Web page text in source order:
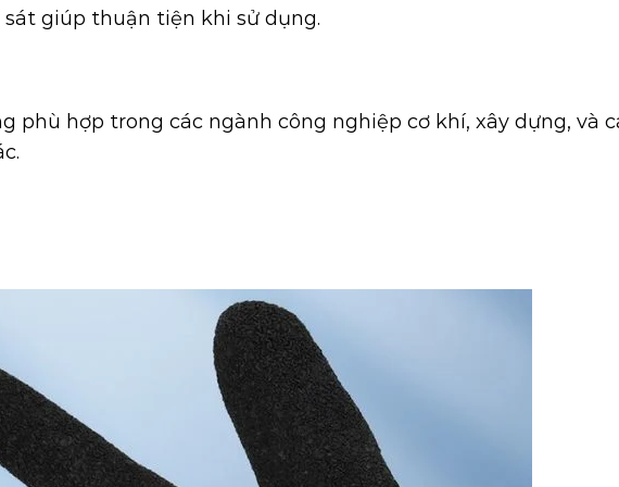
giúp thuận tiện khi sử dụng.
phù hợp trong các ngành công nghiệp cơ khí, xây dựng, và